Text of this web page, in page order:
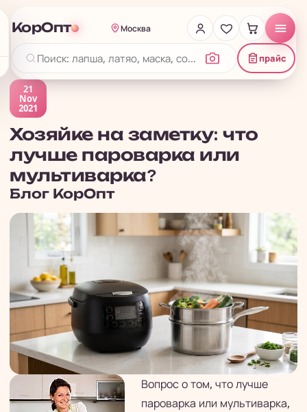
КорОпт Москва
прайс
21
Nov
2021
Хозяйке на заметку: что
лучше пароварка или
мультиварка?
Блог КорОпт
Вопрос о том, что лучше
пароварка или мультиварка,